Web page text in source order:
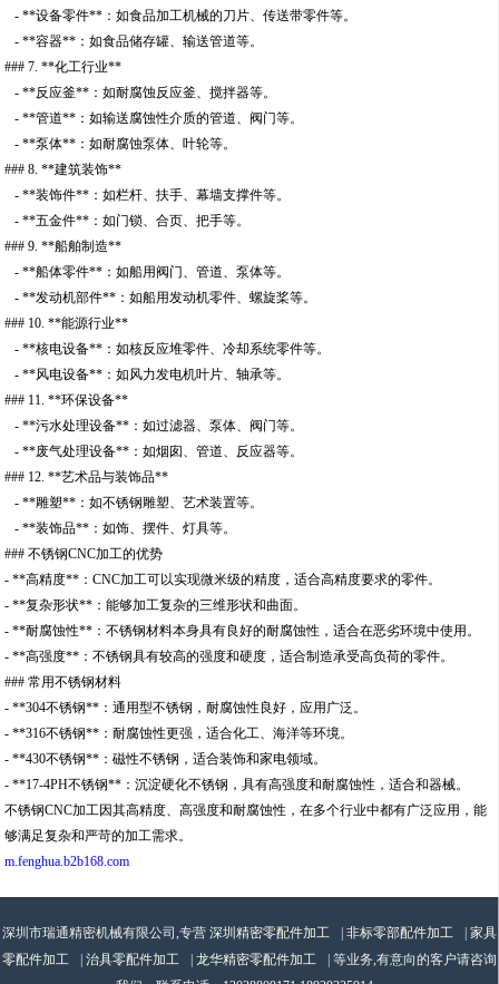
- **设备零件**：如食品加工机械的刀片、传送带零件等。
- **容器**：如食品储存罐、输送管道等。
### 7. **化工行业**
- **反应釜**：如耐腐蚀反应釜、搅拌器等。
- **管道**：如输送腐蚀性介质的管道、阀门等。
- **泵体**：如耐腐蚀泵体、叶轮等。
### 8. **建筑装饰**
- **装饰件**：如栏杆、扶手、幕墙支撑件等。
- **五金件**：如门锁、合页、把手等。
### 9. **船舶制造**
- **船体零件**：如船用阀门、管道、泵体等。
- **发动机部件**：如船用发动机零件、螺旋桨等。
### 10. **能源行业**
- **核电设备**：如核反应堆零件、冷却系统零件等。
- **风电设备**：如风力发电机叶片、轴承等。
### 11. **环保设备**
- **污水处理设备**：如过滤器、泵体、阀门等。
- **废气处理设备**：如烟囱、管道、反应器等。
### 12. **艺术品与装饰品**
- **雕塑**：如不锈钢雕塑、艺术装置等。
- **装饰品**：如饰、摆件、灯具等。
### 不锈钢CNC加工的优势
- **高精度**：CNC加工可以实现微米级的精度，适合高精度要求的零件。
- **复杂形状**：能够加工复杂的三维形状和曲面。
- **耐腐蚀性**：不锈钢材料本身具有良好的耐腐蚀性，适合在恶劣环境中使用。
- **高强度**：不锈钢具有较高的强度和硬度，适合制造承受高负荷的零件。
### 常用不锈钢材料
- **304不锈钢**：通用型不锈钢，耐腐蚀性良好，应用广泛。
- **316不锈钢**：耐腐蚀性更强，适合化工、海洋等环境。
- **430不锈钢**：磁性不锈钢，适合装饰和家电领域。
- **17-4PH不锈钢**：沉淀硬化不锈钢，具有高强度和耐腐蚀性，适合和器械。
不锈钢CNC加工因其高精度、高强度和耐腐蚀性，在多个行业中都有广泛应用，能
够满足复杂和严苛的加工需求。
m.fenghua.b2b168.com
深圳市瑞通精密机械有限公司,专营 深圳精密零配件加工 非标零部配件加工
家具
零配件加工
治具零配件加工 龙华精密零配件加工
| 等业务,有意向的客户请咨询